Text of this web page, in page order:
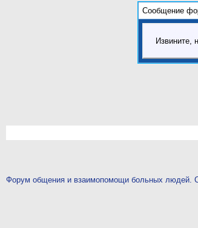
Сообщение
Извините,
Форум общения и взаимопомощи больных людей.